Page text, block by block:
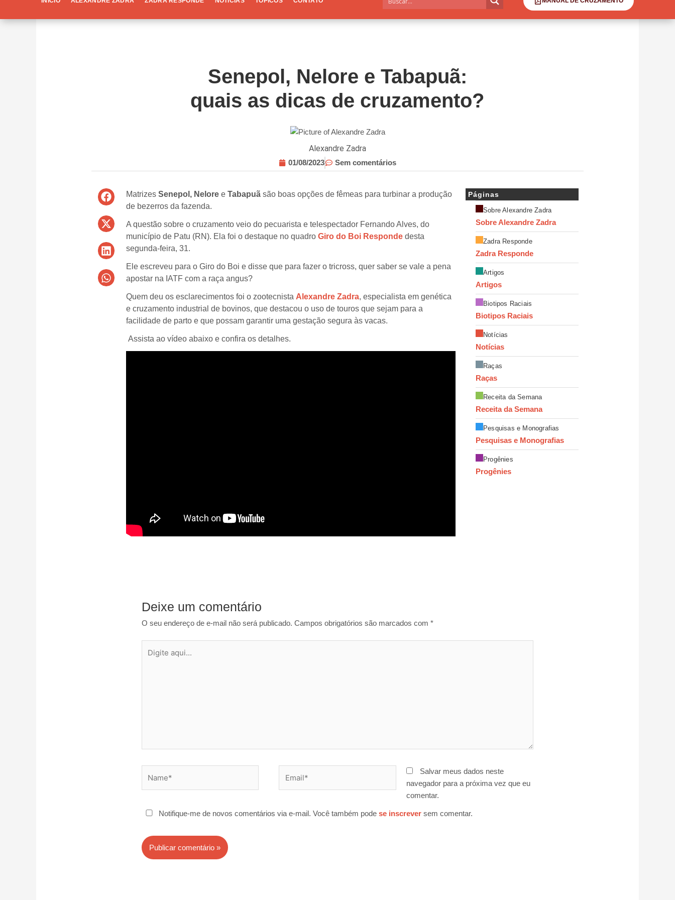
Senepol, Nelore e Tabapuã:
quais as dicas de cruzamento?
Alexandre Zadra
01/08/2023 Sem comentários
Matrizes Senepol, Neloree Tabapuãsão boas opções de fêmeas para turbinar a produção
de bezerros da fazenda.
A questão sobre o cruzamento veio do pecuarista e telespectador Fernando Alves, do
município de Patu (RN). Ela foi o destaque no quadro Giro do Boi Respondedesta
segunda-feira, 31.
Ele escreveu para o Giro do Boi e disse que para fazer o tricross, quer saber se vale a pena
apostar na IATF com a raça angus?
Quem deu os esclarecimentos foi o zootecnista Alexandre Zadra, especialista em genética
e cruzamento industrial de bovinos, que destacou o uso de touros que sejam para a
facilidade de parto e que possam garantir uma gestação segura às vacas.
Assista ao vídeo abaixo e confira os detalhes.
Páginas
Sobre Alexandre Zadra
Sobre Alexandre Zadra
Zadra Responde
Zadra Responde
Artigos
Artigos
Biotipos Raciais
Biotipos Raciais
Notícias
Notícias
Raças
Raças
Receita da Semana
Receita da Semana
Pesquisas e Monografias
Pesquisas e Monografias
Progênies
Progênies
Deixe um comentário
O seu endereço de e-mail não será publicado. Campos obrigatórios são marcados com*
aqui...
Salvar meus dados neste
navegador para a próxima vez que eu
comentar.
Notifique-me de novos comentários via e-mail. Você também podese inscrever sem comentar.